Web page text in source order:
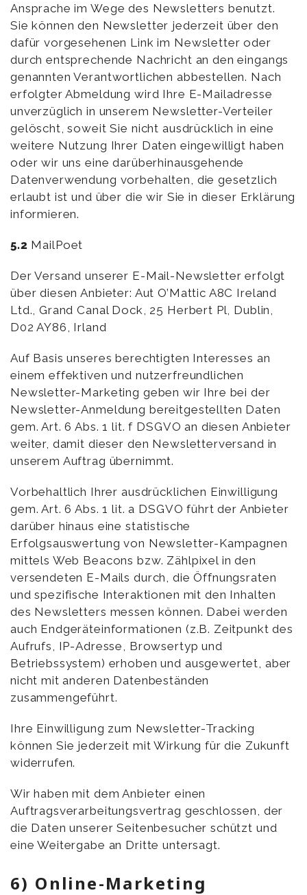
Ansprache im Wege des Newsletters benutzt.
Sie können den Newsletter jederzeit über den
dafür vorgesehenen Link im Newsletter oder
durch entsprechende Nachricht an den eingangs
genannten Verantwortlichen abbestellen. Nach
erfolgter Abmeldung wird Ihre E-Mailadresse
unverzüglich in unserem Newsletter-Verteiler
gelöscht, soweit Sie nicht ausdrücklich in eine
weitere Nutzung Ihrer Daten eingewilligt haben
oder wir uns eine darüberhinausgehende
Datenverwendung vorbehalten, die gesetzlich
erlaubt ist und über die wir Sie in dieser Erklärung
informieren.
5.2 MailPoet
Der Versand unserer E-Mail-Newsletter erfolgt
über diesen Anbieter: Aut O’Mattic A8C Ireland
Ltd., Grand Canal Dock, 25 Herbert Pl, Dublin,
D02 AY86, Irland
Auf Basis unseres berechtigten Interesses an
einem effektiven und nutzerfreundlichen
Newsletter-Marketing geben wir Ihre bei der
Newsletter-Anmeldung bereitgestellten Daten
gem. Art. 6 Abs. 1 lit. f DSGVO an diesen Anbieter
weiter, damit dieser den Newsletterversand in
unserem Auftrag übernimmt.
Vorbehaltlich Ihrer ausdrücklichen Einwilligung
gem. Art. 6 Abs. 1 lit. a DSGVO führt der Anbieter
darüber hinaus eine statistische
Erfolgsauswertung von Newsletter-Kampagnen
mittels Web Beacons bzw. Zählpixel in den
versendeten E-Mails durch, die Öffnungsraten
und spezifische Interaktionen mit den Inhalten
des Newsletters messen können. Dabei werden
auch Endgeräteinformationen (z.B. Zeitpunkt des
Aufrufs, IP-Adresse, Browsertyp und
Betriebssystem) erhoben und ausgewertet, aber
nicht mit anderen Datenbeständen
zusammengeführt.
Ihre Einwilligung zum Newsletter-Tracking
können Sie jederzeit mit Wirkung für die Zukunft
widerrufen.
Wir haben mit dem Anbieter einen
Auftragsverarbeitungsvertrag geschlossen, der
die Daten unserer Seitenbesucher schützt und
eine Weitergabe an Dritte untersagt.
6) Online-Marketing